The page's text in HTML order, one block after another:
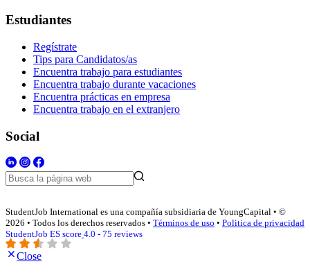
Estudiantes
Regístrate
Tips para Candidatos/as
Encuentra trabajo para estudiantes
Encuentra trabajo durante vacaciones
Encuentra prácticas en empresa
Encuentra trabajo en el extranjero
Social
StudentJob International es una compañía subsidiaria de YoungCapital • ©
2026 • Todos los derechos reservados • Términos de uso • Politica de privacidad
StudentJob ES score 4.0 - 75 reviews
Close